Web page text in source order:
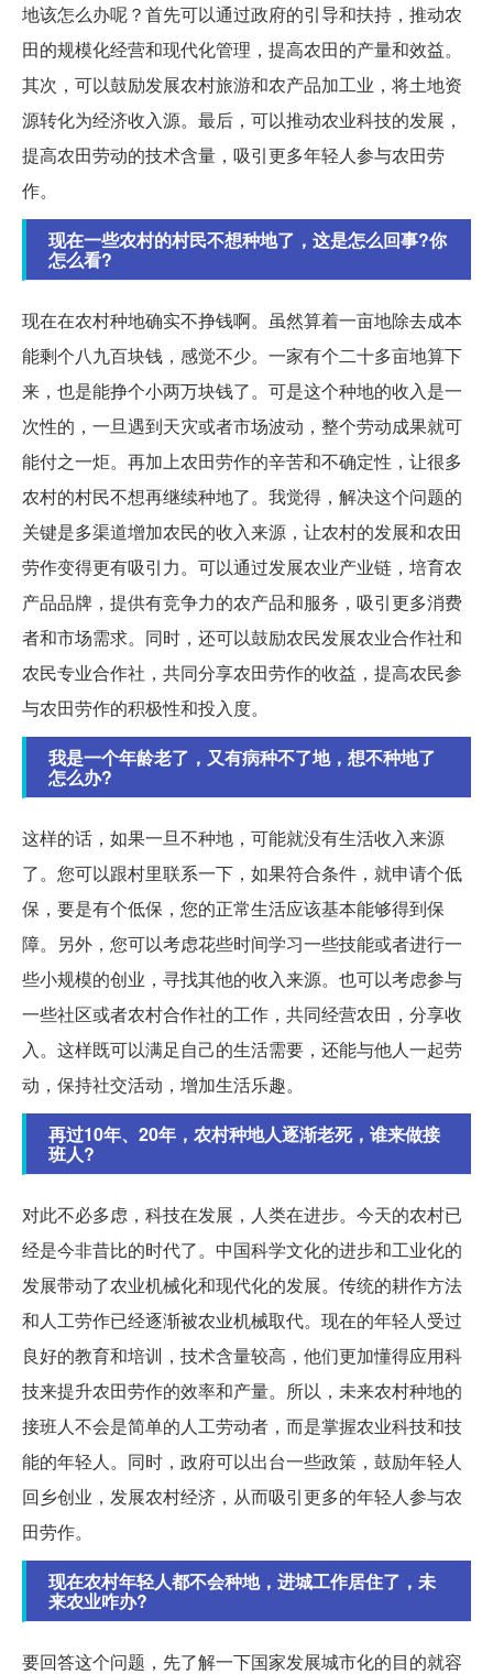
地该怎么办呢？首先可以通过政府的引导和扶持，推动农
田的规模化经营和现代化管理，提高农田的产量和效益。
其次，可以鼓励发展农村旅游和农产品加工业，将土地资
源转化为经济收入源。最后，可以推动农业科技的发展，
提高农田劳动的技术含量，吸引更多年轻人参与农田劳
作。
现在一些农村的村民不想种地了，这是怎么回事?你
怎么看?
现在在农村种地确实不挣钱啊。虽然算着一亩地除去成本
能剩个八九百块钱，感觉不少。一家有个二十多亩地算下
来，也是能挣个小两万块钱了。可是这个种地的收入是一
次性的，一旦遇到天灾或者市场波动，整个劳动成果就可
能付之一炬。再加上农田劳作的辛苦和不确定性，让很多
农村的村民不想再继续种地了。我觉得，解决这个问题的
关键是多渠道增加农民的收入来源，让农村的发展和农田
劳作变得更有吸引力。可以通过发展农业产业链，培育农
产品品牌，提供有竞争力的农产品和服务，吸引更多消费
者和市场需求。同时，还可以鼓励农民发展农业合作社和
农民专业合作社，共同分享农田劳作的收益，提高农民参
与农田劳作的积极性和投入度。
我是一个年龄老了，又有病种不了地，想不种地了
怎么办?
这样的话，如果一旦不种地，可能就没有生活收入来源
了。您可以跟村里联系一下，如果符合条件，就申请个低
保，要是有个低保，您的正常生活应该基本能够得到保
障。另外，您可以考虑花些时间学习一些技能或者进行一
些小规模的创业，寻找其他的收入来源。也可以考虑参与
一些社区或者农村合作社的工作，共同经营农田，分享收
入。这样既可以满足自己的生活需要，还能与他人一起劳
动，保持社交活动，增加生活乐趣。
再过10年、20年，农村种地人逐渐老死，谁来做接
班人?
对此不必多虑，科技在发展，人类在进步。今天的农村已
经是今非昔比的时代了。中国科学文化的进步和工业化的
发展带动了农业机械化和现代化的发展。传统的耕作方法
和人工劳作已经逐渐被农业机械取代。现在的年轻人受过
良好的教育和培训，技术含量较高，他们更加懂得应用科
技来提升农田劳作的效率和产量。所以，未来农村种地的
接班人不会是简单的人工劳动者，而是掌握农业科技和技
能的年轻人。同时，政府可以出台一些政策，鼓励年轻人
回乡创业，发展农村经济，从而吸引更多的年轻人参与农
田劳作。
现在农村年轻人都不会种地，进城工作居住了，未
来农业咋办?
要回答这个问题，先了解一下国家发展城市化的目的就容